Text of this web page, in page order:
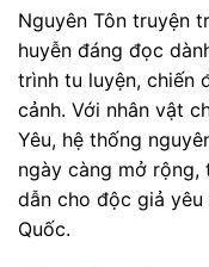
Nguyên Tôn truyện
huyễn đáng đọc
trình tu luyện, chiến
cảnh. Với nhân vật
Yêu, hệ thống
ngày càng mở rộng,
dẫn cho độc giả
Quốc.